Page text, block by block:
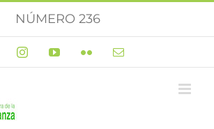
NÚMERO 236
FacebookInstagramYouTubeFlickr Correo